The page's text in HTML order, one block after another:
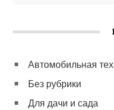
Автомобильная
Без рубрики
Для дачи и сада